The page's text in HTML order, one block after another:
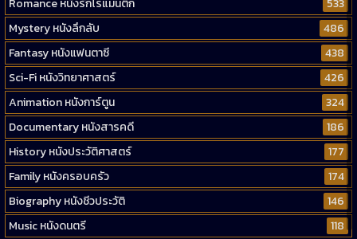
Romance หนังรักโรแมนติก
533
Mystery หนังลึกลับ
486
Fantasy หนังแฟนตาซี
438
Sci-Fi หนังวิทยาศาสตร์
426
Animation หนังการ์ตูน
324
Documentary หนังสารคดี
186
History หนังประวัติศาสตร์
177
Family หนังครอบครัว
174
Biography หนังชีวประวัติ
146
Music หนังดนตรี
118